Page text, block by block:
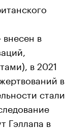
в
в 2021
в
стали
Гэллапа в